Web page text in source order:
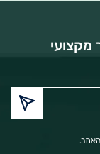
מקצועי